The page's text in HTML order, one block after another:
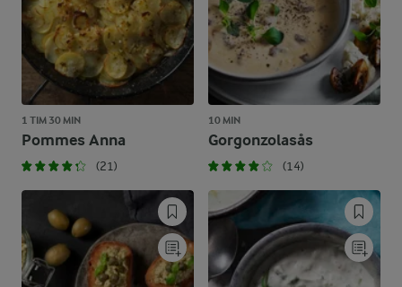
1 TIM 30 MIN
Pommes Anna
(21)
10 MIN
Gorgonzolasås
(14)